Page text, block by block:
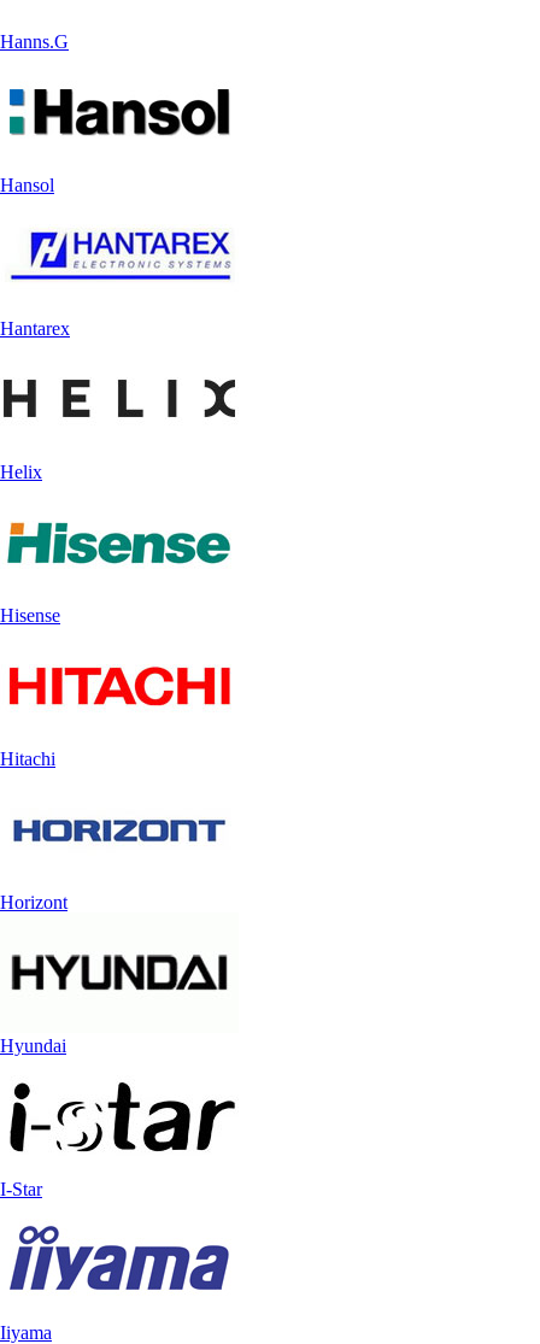
Hanns.G
Hansol
Hantarex
Helix
Hisense
Hitachi
Horizont
Hyundai
I-Star
Iiyama